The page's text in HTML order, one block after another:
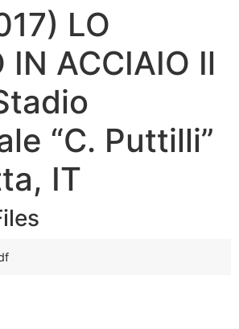
LO
IN ACCIAIO Il
“C. Puttilli”
IT